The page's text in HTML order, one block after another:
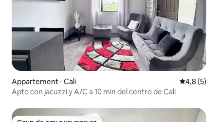
Appartement ⋅ Cali Évaluation
4,8 (5)
Apto con jacuzzi y A/C a 10 min del centro de Cali